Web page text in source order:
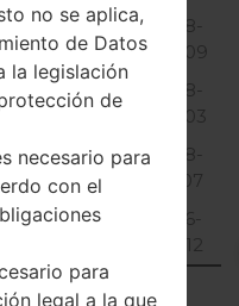
68.08
MiB
2018-
02-09
68.08
MiB
2018-
05-03
71.43
MiB
2018-
01-07
67.49
2016-
09-12
5 entries
no se aplica,
de Datos
la legislación
de
necesario para
con el
para
legal a la que